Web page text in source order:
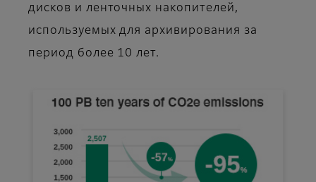
дисков и ленточных накопителей,
используемых для архивирования за
период более 10 лет.